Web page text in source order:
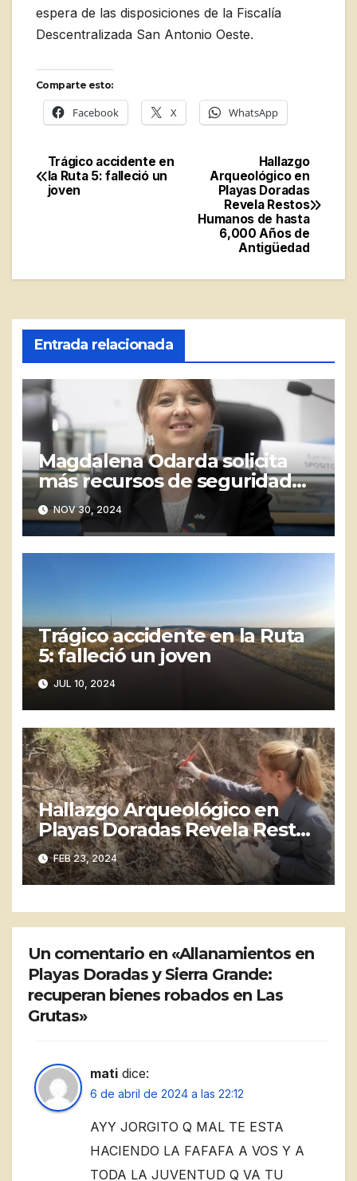
espera de las disposiciones de la Fiscalía
Descentralizada San Antonio Oeste.
Comparte esto:
Facebook X WhatsApp
Navegación
de
Hallazgo
Arqueológico en
Playas Doradas
Revela Restos
Humanos de hasta
6,000 Años de
Antigüedad
Trágico accidente en
la Ruta 5: falleció un
joven
Entrada relacionada
Magdalena Odarda solicita
más recursos de seguridad
para Playas Doradas
NOV 30, 2024
Trágico accidente en la Ruta
5: falleció un joven
JUL 10, 2024
Hallazgo Arqueológico en
Playas Doradas Revela Restos
Humanos de hasta 6,000
Años de Antigüedad
FEB 23, 2024
Un comentario en «Allanamientos en
Playas Doradas y Sierra Grande:
recuperan bienes robados en Las
Grutas»
mati dice:
6 de abril de 2024 a las 22:12
AYY JORGITO Q MAL TE ESTA
HACIENDO LA FAFAFA A VOS Y A
TODA LA JUVENTUD Q VA TU